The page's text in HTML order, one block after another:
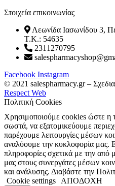
Στοιχεία επικοινωνίας
Λεωνίδα Ιασωνίδου 3,
T.K.: 54635
2311270795
Facebook Instagram
© 2021 salespharmacy.gr –
Respect Web
Πολιτική Cookies
Χρησιμοποιούμε cookies ώστε η
σωστά, να εξατομικεύουμε
παρέχουμε λειτουργίες μέσων
αναλύουμε την κυκλοφορία μας.
πληροφορίες σχετικά με την από
μας στους συνεργάτες μέσων
και ανάλυσης. Διαβάστε την
Cookie settings
ΑΠΟΔΟΧΗ